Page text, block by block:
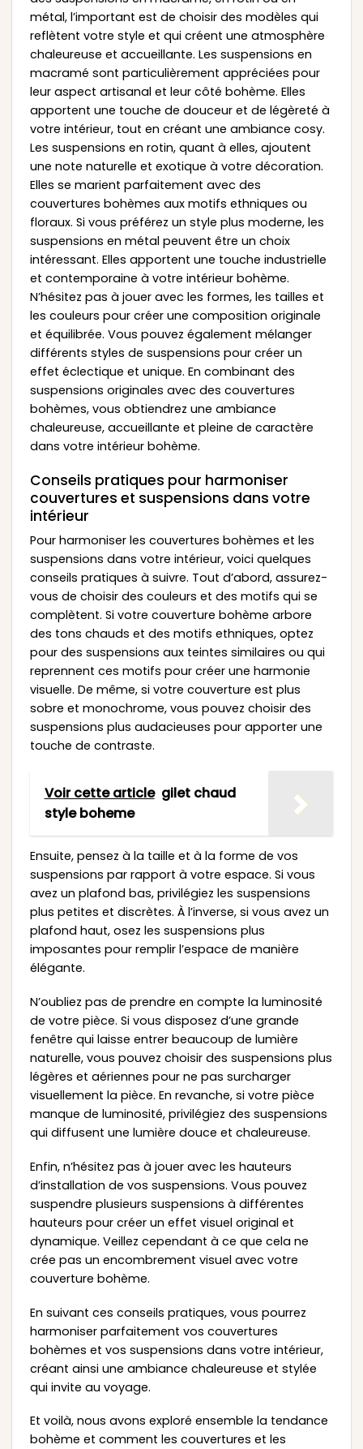
métal, l’important est de choisir des modèles qui
reflètent votre style et qui créent une atmosphère
chaleureuse et accueillante. Les suspensions en
macramé sont particulièrement appréciées pour
leur aspect artisanal et leur côté bohème. Elles
apportent une touche de douceur et de légèreté à
votre intérieur, tout en créant une ambiance cosy.
Les suspensions en rotin, quant à elles, ajoutent
une note naturelle et exotique à votre décoration.
Elles se marient parfaitement avec des
couvertures bohèmes aux motifs ethniques ou
floraux. Si vous préférez un style plus moderne, les
suspensions en métal peuvent être un choix
intéressant. Elles apportent une touche industrielle
et contemporaine à votre intérieur bohème.
N’hésitez pas à jouer avec les formes, les tailles et
les couleurs pour créer une composition originale
et équilibrée. Vous pouvez également mélanger
différents styles de suspensions pour créer un
effet éclectique et unique. En combinant des
suspensions originales avec des couvertures
bohèmes, vous obtiendrez une ambiance
chaleureuse, accueillante et pleine de caractère
dans votre intérieur bohème.
Conseils pratiques pour harmoniser
couvertures et suspensions dans votre
intérieur
Pour harmoniser les couvertures bohèmes et les
suspensions dans votre intérieur, voici quelques
conseils pratiques à suivre. Tout d’abord, assurez-
vous de choisir des couleurs et des motifs qui se
complètent. Si votre couverture bohème arbore
des tons chauds et des motifs ethniques, optez
pour des suspensions aux teintes similaires ou qui
reprennent ces motifs pour créer une harmonie
visuelle. De même, si votre couverture est plus
sobre et monochrome, vous pouvez choisir des
suspensions plus audacieuses pour apporter une
touche de contraste.
Voir cette article gilet chaud
style boheme
Ensuite, pensez à la taille et à la forme de vos
suspensions par rapport à votre espace. Si vous
avez un plafond bas, privilégiez les suspensions
plus petites et discrètes. À l’inverse, si vous avez un
plafond haut, osez les suspensions plus
imposantes pour remplir l’espace de manière
élégante.
N’oubliez pas de prendre en compte la luminosité
de votre pièce. Si vous disposez d’une grande
fenêtre qui laisse entrer beaucoup de lumière
naturelle, vous pouvez choisir des suspensions plus
légères et aériennes pour ne pas surcharger
visuellement la pièce. En revanche, si votre pièce
manque de luminosité, privilégiez des suspensions
qui diffusent une lumière douce et chaleureuse.
Enfin, n’hésitez pas à jouer avec les hauteurs
d’installation de vos suspensions. Vous pouvez
suspendre plusieurs suspensions à différentes
hauteurs pour créer un effet visuel original et
dynamique. Veillez cependant à ce que cela ne
crée pas un encombrement visuel avec votre
couverture bohème.
En suivant ces conseils pratiques, vous pourrez
harmoniser parfaitement vos couvertures
bohèmes et vos suspensions dans votre intérieur,
créant ainsi une ambiance chaleureuse et stylée
qui invite au voyage.
Et voilà, nous avons exploré ensemble la tendance
bohème et comment les couvertures et les